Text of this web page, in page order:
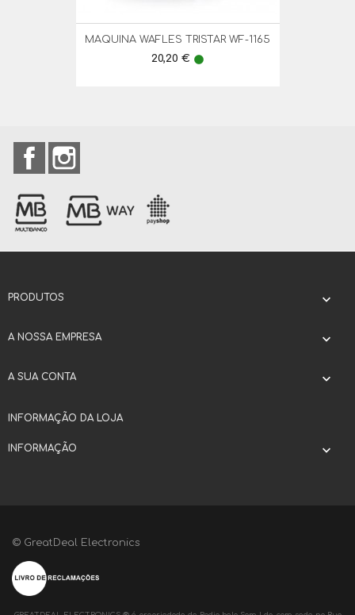
MAQUINA WAFLES TRISTAR WF-1165
Preço
20,20 € lens
Facebook
PRODUTOS 
A NOSSA EMPRESA 
A SUA CONTA 
INFORMAÇÃO DA LOJA
INFORMAÇÃO 
© GreatDeal Electronics